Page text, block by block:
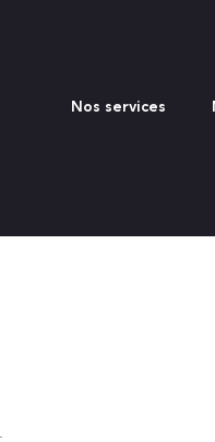
Nos services